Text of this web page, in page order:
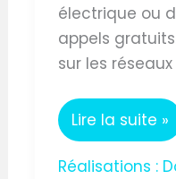
électrique ou
appels
sur les
Lire la suite »
Réalisations :